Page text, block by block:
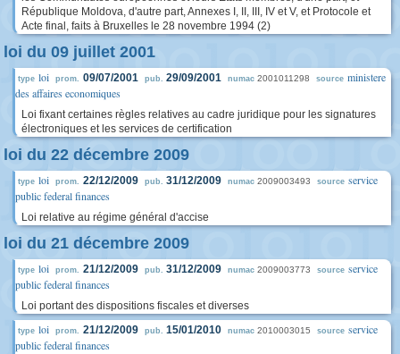
République Moldova, d'autre part, Annexes I, II, III, IV et V, et Protocole et
Acte final, faits à Bruxelles le 28 novembre 1994 (2)
loi du 09 juillet 2001
type loi prom. 09/07/2001 pub. 29/09/2001 numac 2001011298 source ministere
des affaires economiques
Loi fixant certaines règles relatives au cadre juridique pour les signatures
électroniques et les services de certification
loi du 22 décembre 2009
type loi prom. 22/12/2009 pub. 31/12/2009 numac 2009003493 source service
public federal finances
Loi relative au régime général d'accise
loi du 21 décembre 2009
type loi prom. 21/12/2009 pub. 31/12/2009 numac 2009003773 source service
public federal finances
Loi portant des dispositions fiscales et diverses
type loi prom. 21/12/2009 pub. 15/01/2010 numac 2010003015 source service
public federal finances